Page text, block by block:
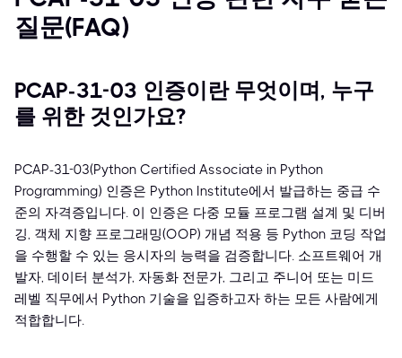
질문(FAQ)
PCAP-31-03 인증이란 무엇이며, 누구
를 위한 것인가요?
PCAP-31-03(Python Certified Associate in Python
Programming) 인증은 Python Institute에서 발급하는 중급 수
준의 자격증입니다. 이 인증은 다중 모듈 프로그램 설계 및 디버
깅, 객체 지향 프로그래밍(OOP) 개념 적용 등 Python 코딩 작업
을 수행할 수 있는 응시자의 능력을 검증합니다. 소프트웨어 개
발자, 데이터 분석가, 자동화 전문가, 그리고 주니어 또는 미드
레벨 직무에서 Python 기술을 입증하고자 하는 모든 사람에게
적합합니다.